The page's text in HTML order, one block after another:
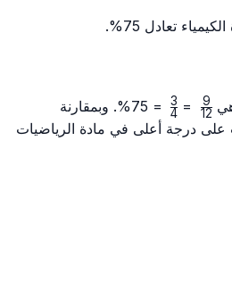
تعادل 75%.
\frac{9}
{12}
12
9
=
\frac{3}
{4}
4
3
= 75%. وبمقارنة
على درجة أعلى في مادة الرياضيات